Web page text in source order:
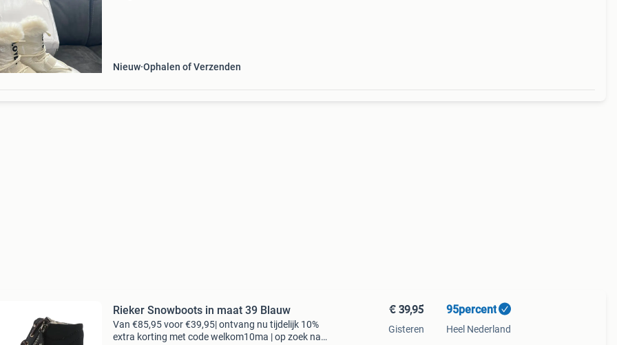
Nieuw Ophalen of Verzenden
Rieker Snowboots in maat 39 Blauw
Van €85,95 voor €39,95| ontvang nu tijdelijk 10%
extra korting met code welkom10ma | op zoek naar
€ 39,95
Gisteren
95percent
Heel Nederland